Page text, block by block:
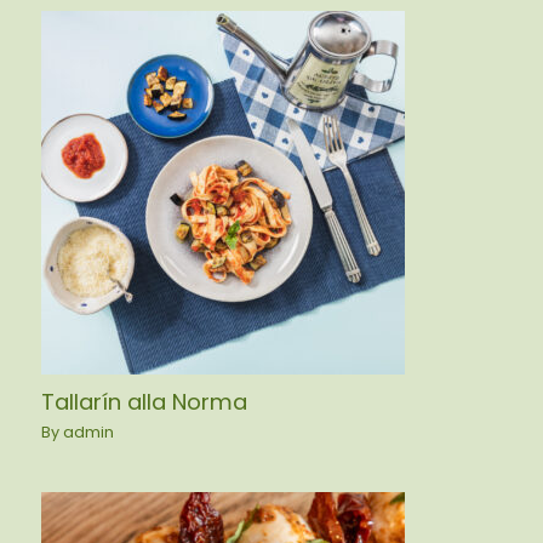
Tallarín alla Norma
Byadmin